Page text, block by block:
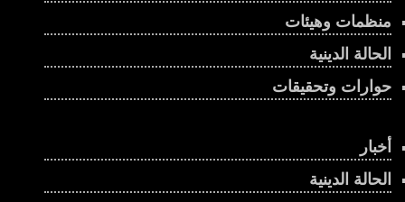
منظمات وهيئات
الحالة الدينية
حوارات وتحقيقات
أخبار
الحالة الدينية